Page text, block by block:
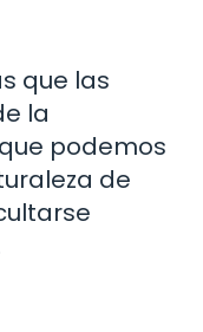
que las
la
podemos
de